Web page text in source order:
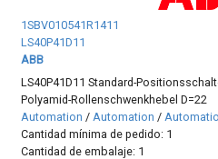
1SBV010541R1411
LS40P41D11
ABB
LS40P41D11 Standard-
Polyamid-Rollenschwenkhebel D=22
Automation / Automation /
Cantidad mínima de pedido: 1
Cantidad de embalaje: 1